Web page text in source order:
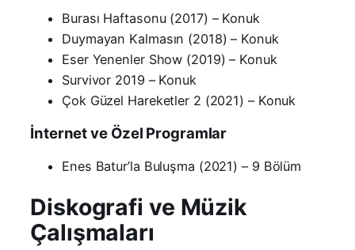
Burası Haftasonu (2017) – Konuk
Duymayan Kalmasın (2018) – Konuk
Eser Yenenler Show (2019) – Konuk
Survivor 2019 – Konuk
Çok Güzel Hareketler 2 (2021) – Konuk
İnternet ve Özel Programlar
Enes Batur’la Buluşma (2021) – 9 Bölüm
Diskografi ve Müzik
Çalışmaları